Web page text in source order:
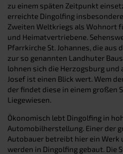
zu einem späten Zeitpunkt
erreichte Dingolfing
Zweiten Weltkriegs als Wohnort
und Heimatvertriebene.
Pfarrkirche St. Johannes, die aus
zur so genannten Landhuter
lohnen sich die Herzogsburg und
Josef ist einen Blick wert. Wem
der findet diese in einem großen
Liegewiesen.
Ökonomisch lebt Dingolfing in
Automobilherstellung. Einer der
Autobauer betreibt hier ein Werk
werden in Dingolfing gebaut. Die